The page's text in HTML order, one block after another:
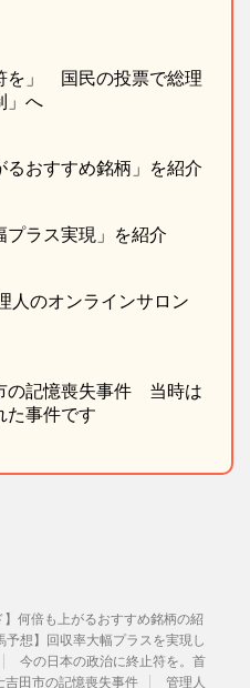
を」 国民の投票で総理
」へ
おすすめ銘柄」を紹介
プラス実現」を紹介
のオンラインサロン
の記憶喪失事件 当時は
た事件です
】何倍も上がるおすすめ銘柄の紹
予想】回収率大幅プラスを実現し
今の日本の政治に終止符を。首
吉田市の記憶喪失事件 管理人